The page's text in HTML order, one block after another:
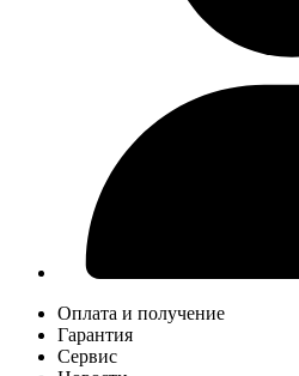
Оплата и получение
Гарантия
Сервис